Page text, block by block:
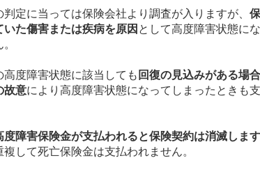
判定に当っては保険会社より調査が入りますが、
いた傷害または疾病を原因 として高度障害状態に
高度障害状態に該当しても 回復の見込みがある場合
故意により高度障害状態になってしまったときも
度障害保険金が支払われると保険契約は消滅します
複して死亡保険金は支払われません。